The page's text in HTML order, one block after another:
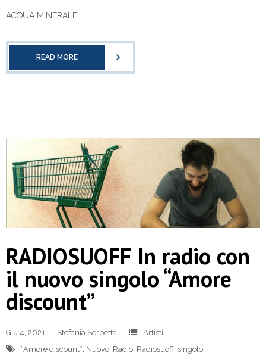
ACQUA MINERALE
READ MORE
RADIOSUOFF In radio con
il nuovo singolo “Amore
discount”
Giu 4, 2021 Stefania Serpetta
Artisti
“Amore discount” Nuovo Radio Radiosuoff singolo